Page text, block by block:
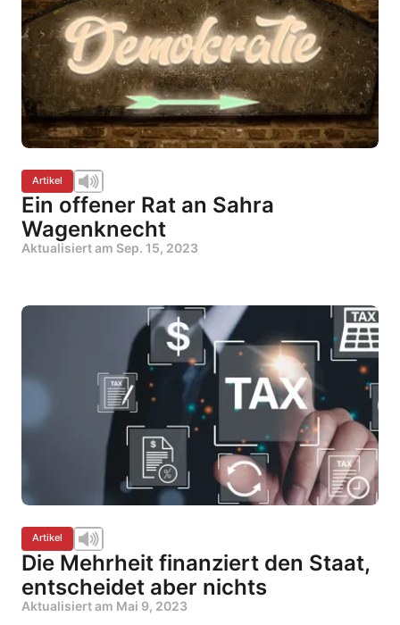
Artikel
Ein offener Rat an Sahra
Wagenknecht
Aktualisiert am Sep. 15, 2023
Artikel
Die Mehrheit finanziert den Staat,
entscheidet aber nichts
Aktualisiert am Mai 9, 2023